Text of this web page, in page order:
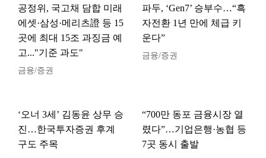
공정위, 국고채 담합 미래
에셋·삼성·메리츠證 등 15
곳에 최대 15조 과징금 예
고..."기준 과도"
금융/증권
파두, ‘Gen7’ 승부수…“흑
자전환 1년 만에 체급 키
운다”
금융/증권
‘오너 3세’ 김동윤 상무 승
진…한국투자증권 후계
구도 주목
“700만 동포 금융시장 열
렸다”…기업은행·농협 등
7곳 동시 출발